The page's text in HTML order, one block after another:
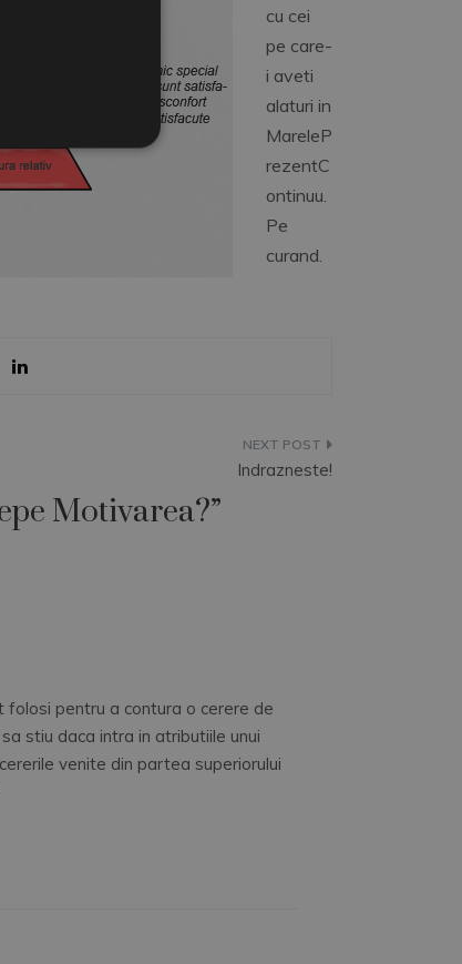
cu cei
pe care-
i aveti
alaturi in
MareleP
rezentC
ontinuu.
Pe
curand.
Indrazneste!
Motivarea?”
folosi pentru a contura o cerere de
stiu daca intra in atributiile unui
venite din partea superiorului